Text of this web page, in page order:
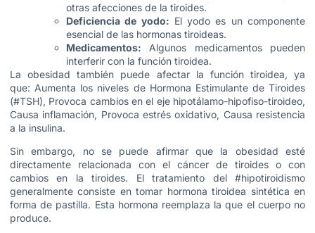
otras afecciones de la tiroides.
Deficiencia de yodo: El yodo es un componente
esencial de las hormonas tiroideas.
Medicamentos: Algunos medicamentos pueden
interferir con la función tiroidea.
La obesidad también puede afectar la función tiroidea, ya
que: Aumenta los niveles de Hormona Estimulante de Tiroides
(#TSH), Provoca cambios en el eje hipotálamo-hipofiso-tiroideo,
Causa inflamación, Provoca estrés oxidativo, Causa resistencia
a la insulina.
Sin embargo, no se puede afirmar que la obesidad esté
directamente relacionada con el cáncer de tiroides o con
cambios en la tiroides. El tratamiento del #hipotiroidismo
generalmente consiste en tomar hormona tiroidea sintética en
forma de pastilla. Esta hormona reemplaza la que el cuerpo no
produce.